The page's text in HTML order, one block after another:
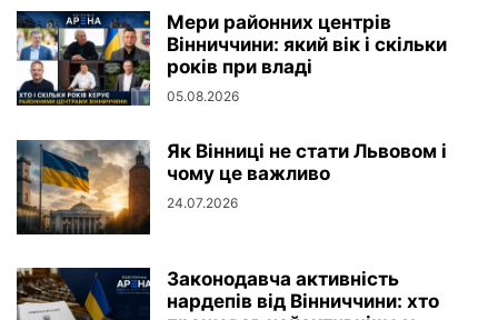
Мери районних центрів
Вінниччини: який вік і скільки
років при владі
05.08.2026
Як Вінниці не стати Львовом і
чому це важливо
24.07.2026
Законодавча активність
нардепів від Вінниччини: хто